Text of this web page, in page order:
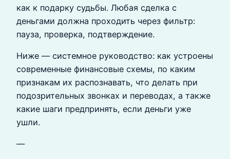
как к подарку судьбы. Любая сделка с
деньгами должна проходить через фильтр:
пауза, проверка, подтверждение.
Ниже — системное руководство: как устроены
современные финансовые схемы, по каким
признакам их распознавать, что делать при
подозрительных звонках и переводах, а также
какие шаги предпринять, если деньги уже
ушли.
—